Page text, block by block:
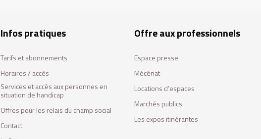
Infos pratiques
Tarifs et abonnements
Horaires / accès
Services et accès aux personnes en
situation de handicap
Offres pour les relais du champ social
Contact
Offre aux professionnels
Espace presse
Mécénat
Locations d’espaces
Marchés publics
Les expos itinérantes